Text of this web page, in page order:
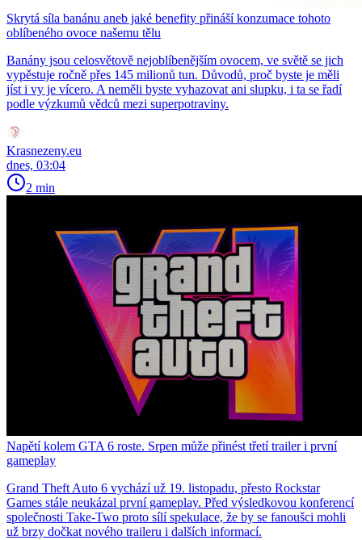
Skrytá síla banánu aneb jaké benefity přináší konzumace tohoto
oblíbeného ovoce našemu tělu
Banány jsou celosvětově nejoblíbenějším ovocem, ve světě se jich
vypěstuje ročně přes 145 milionů tun. Důvodů, proč byste je měli
jíst i vy je vícero. A neměli byste vyhazovat ani slupku, i ta se řadí
podle výzkumů vědců mezi superpotraviny.
Krasnezeny.eu
dnes, 03:04
2 min
Napětí kolem GTA 6 roste. Srpen může přinést třetí trailer i první
gameplay
Grand Theft Auto 6 vychází už 19. listopadu, přesto Rockstar
Games stále neukázal první gameplay. Před výsledkovou konferencí
společnosti Take-Two proto sílí spekulace, že by se fanoušci mohli
už brzy dočkat nového traileru i dalších informací.